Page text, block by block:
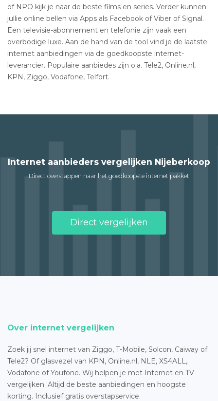
of NPO kijk je naar de beste films en series. Verder kunnen
jullie online bellen via Apps als Facebook of Viber of Signal.
Een televisie-abonnement en telefonie zijn vaak een
overbodige luxe. Aan de hand van de tool vind je de laatste
internet aanbiedingen via de goedkoopste internet-
leverancier. Populaire aanbiedes zijn o.a. Tele2, Online.nl,
KPN, Ziggo, Vodafone, Telfort.
Internet aanbieders vergelijken Nijeberkoop
Direct overstappen naar het goedkoopste internet pakket
Direct vergelijken
Over internet vergelijken
Zoek jij snel internet van Ziggo, T-Mobile, Solcon, Caiway of
Tele2? Of glasvezel van KPN, Online.nl, NLE, XS4ALL,
Vodafone of Youfone. Wij helpen je met Internet en TV
vergelijken. Altijd de beste aanbiedingen en hoogste
korting. Inclusief gratis overstapservice.